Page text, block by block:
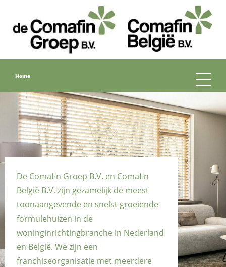
Home
De Comafin Groep B.V. en Comafin
België B.V. zijn gezamelijk de meest
toonaangevende en snelst groeiende
formulehuizen in de
woninginrichtingbranche in Nederland
en België. We zijn een
franchiseorganisatie met meerdere